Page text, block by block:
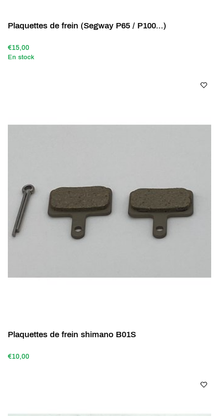
Plaquettes de frein (Segway P65 / P100...)
€15,00
En stock
Plaquettes de frein shimano B01S
€10,00